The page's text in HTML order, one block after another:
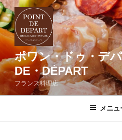
コ
ン
テ
ン
へ
ス
キ
ッ
ポワン・ドゥ・デ
DE・DÉPART
フランス料理店
メニュ